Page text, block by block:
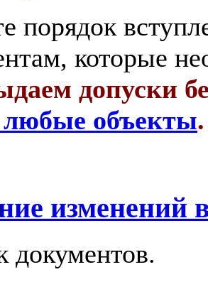
порядок
которые
допуски
любые объекты.
изменений
документов.